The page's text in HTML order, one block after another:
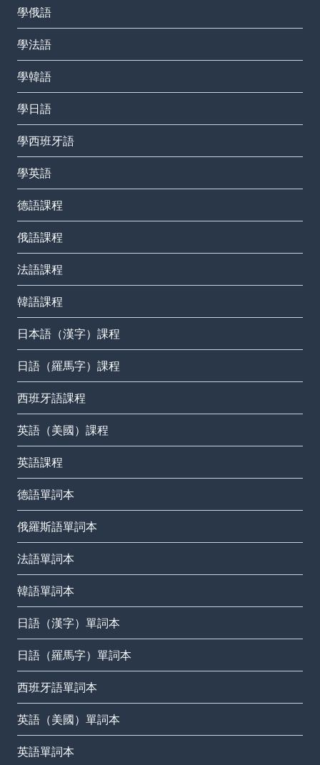
學俄語
學法語
學韓語
學日語
學西班牙語
學英語
德語課程
俄語課程
法語課程
韓語課程
日本語（漢字）課程
日語（羅馬字）課程
西班牙語課程
英語（美國）課程
英語課程
德語單詞本
俄羅斯語單詞本
法語單詞本
韓語單詞本
日語（漢字）單詞本
日語（羅馬字）單詞本
西班牙語單詞本
英語（美國）單詞本
英語單詞本